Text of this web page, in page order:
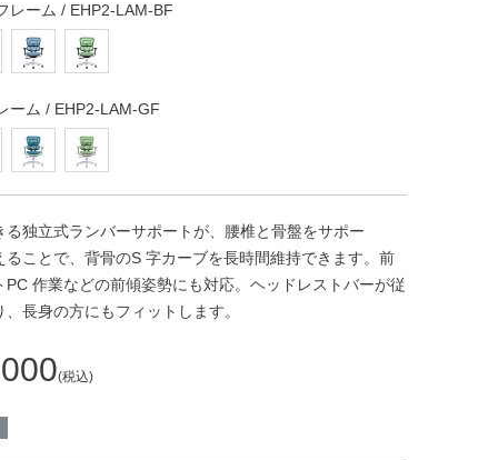
レーム / EHP2-LAM-BF
ーム / EHP2-LAM-GF
る独立式ランバーサポートが、腰椎と骨盤をサポー
ることで、背骨のS 字カーブを長時間維持できます。前
作業などの前傾姿勢にも対応。ヘッドレストバーが従
長身の方にもフィットします。
税込